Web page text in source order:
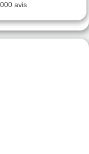
avis